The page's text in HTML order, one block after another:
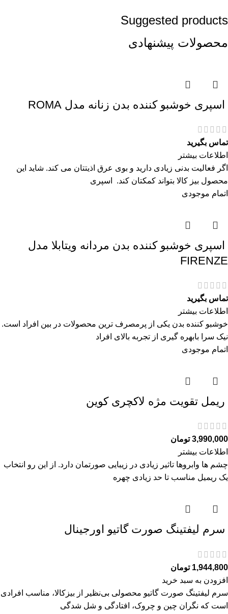
Suggested products
محصولات پیشنهادی
اسپری خوشبو کننده بدن زنانه مدل ROMA
تماس بگیرید
اطلاعات بیشتر
اگر فعالیت بدنی زیادی دارید و بوی عرق اذیتتان می کند. شاید این
محصول بیز کالا بتواند کمکتان کند. اسپری
اتمام موجودی
اسپری خوشبو کننده بدن مردانه ویتابلا مدل
FIRENZE
تماس بگیرید
اطلاعات بیشتر
خوشبو کننده بدن یکی از پرمصرف ترین محصولات در بین افراد است.
نیک سرا بابهره گیری از تجربه بالای افراد
اتمام موجودی
ريمل تقويت مژه لاكچری كوين
3,990,000 تومان
اطلاعات بیشتر
چشم ها وابروها تاثیر زیادی در زیبایی صورتمان دارد. از این رو انتخاب
یک ریمیل مناسب تا حد زیادی چهره
سرم ليفتينگ صورت گاتیو اورجینال
1,944,800 تومان
افزودن به سبد خرید
سرم ليفتينگ صورت گاتیو محصولی بی‌نظیر از بیزکالا، مناسب افرادی
است که نگران چین و چروک، افتادگی و شل‌ شدگی